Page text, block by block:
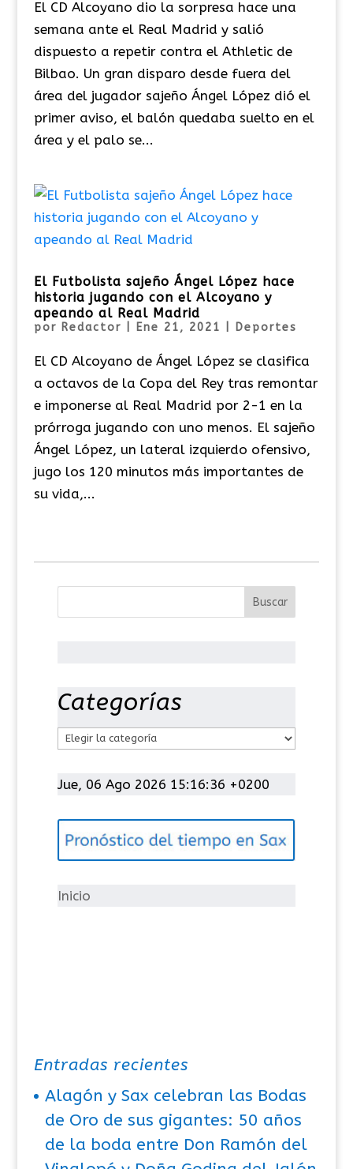
El CD Alcoyano dio la sorpresa hace una
semana ante el Real Madrid y salió
dispuesto a repetir contra el Athletic de
Bilbao. Un gran disparo desde fuera del
área del jugador sajeño Ángel López dió el
primer aviso, el balón quedaba suelto en el
área y el palo se...
El Futbolista sajeño Ángel López hace
historia jugando con el Alcoyano y
apeando al Real Madrid
por Redactor Ene 21, 2021 Deportes
El CD Alcoyano de Ángel López se clasifica
a octavos de la Copa del Rey tras remontar
e imponerse al Real Madrid por 2-1 en la
prórroga jugando con uno menos. El sajeño
Ángel López, un lateral izquierdo ofensivo,
jugo los 120 minutos más importantes de
su vida,...
Categorías
t
g
í
Jue, 06 Ago 2026 15:16:36 +0200
Inicio
Entradas recientes
Alagón y Sax celebran las Bodas
de Oro de sus gigantes: 50 años
de la boda entre Don Ramón del